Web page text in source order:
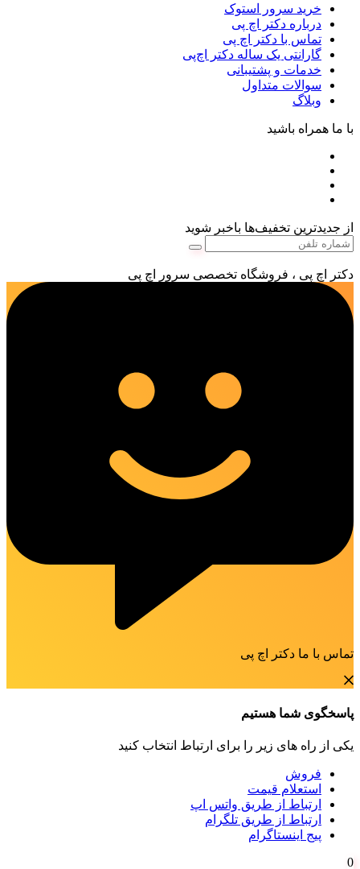
خرید سرور استوک
درباره دکتر اچ پی
تماس با دکتر اچ پی
گارانتی یک ساله دکتر اچ‌پی
خدمات و پشتیبانی
سوالات متداول
وبلاگ
با ما همراه باشید
از جدیدترین تخفیف‌ها باخبر شوید
دکتر اچ پی ، فروشگاه تخصصی سرور اچ پی
تماس با ما دکتر اچ پی
پاسخگوی شما هستیم
یکی از راه های زیر را برای ارتباط انتخاب کنید
فروش
استعلام قیمت
ارتباط از طریق واتس اپ
ارتباط از طریق تلگرام
پیج اینستاگرام
0